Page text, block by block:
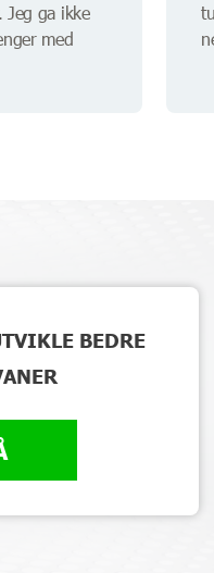
Jeg ga ikke
med
BEDRE